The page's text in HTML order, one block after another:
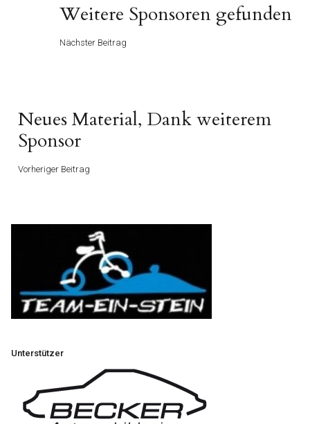
Nächster
Beitrag
Weitere Sponsoren gefunden
Nächster Beitrag
Vorheriger
Beitrag
Neues Material, Dank weiterem
Sponsor
Vorheriger Beitrag
Unterstützer